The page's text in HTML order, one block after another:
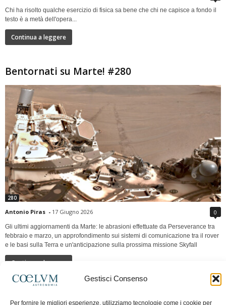
Gestisci Consenso
Per fornire le migliori esperienze, utilizziamo tecnologie come i cookie per
Chi ha risolto qualche esercizio di fisica sa bene che chi ne capisce a fondo il
testo è a metà dell'opera...
Continua a leggere
Bentornati su Marte! #280
280
Antonio Piras - 17 Giugno 2026 0
Gli ultimi aggiornamenti da Marte: le abrasioni effettuate da Perseverance tra
febbraio e marzo, un approfondimento sui sistemi di comunicazione tra il rover
e le basi sulla Terra e un'anticipazione sulla prossima missione Skyfall
Continua a leggere